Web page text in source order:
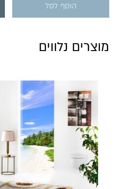
הוסף לסל
מוצרים נלווים